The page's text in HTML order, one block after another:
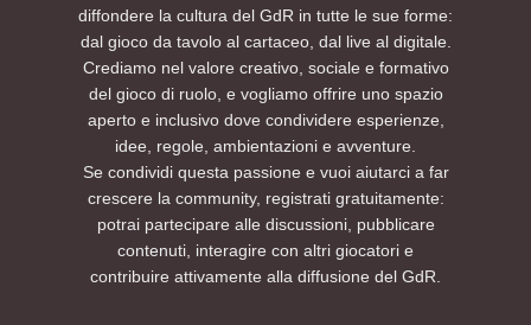
diffondere la cultura del GdR in tutte le sue forme:
dal gioco da tavolo al cartaceo, dal live al digitale.
Crediamo nel valore creativo, sociale e formativo
del gioco di ruolo, e vogliamo offrire uno spazio
aperto e inclusivo dove condividere esperienze,
idee, regole, ambientazioni e avventure.
Se condividi questa passione e vuoi aiutarci a far
crescere la community, registrati gratuitamente:
potrai partecipare alle discussioni, pubblicare
contenuti, interagire con altri giocatori e
contribuire attivamente alla diffusione del GdR.